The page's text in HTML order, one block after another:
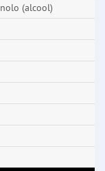
(alcool)